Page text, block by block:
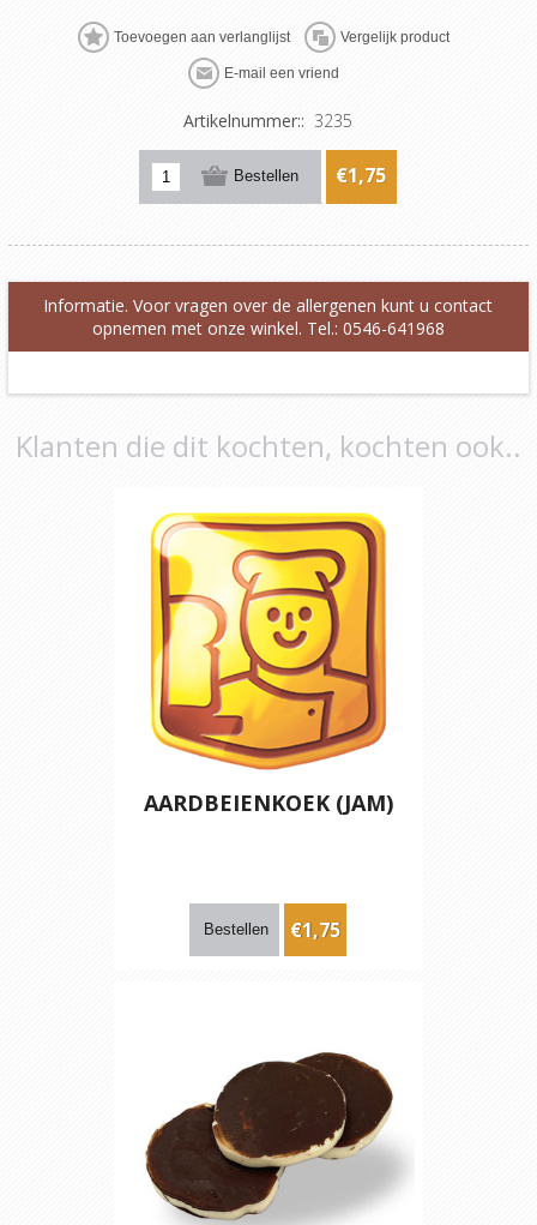
Artikelnummer:: 3235
€1,75
Informatie. Voor vragen over de allergenen kunt u contact
opnemen met onze winkel. Tel.: 0546-641968
Klanten die dit kochten, kochten ook..
AARDBEIENKOEK (JAM)
€1,75